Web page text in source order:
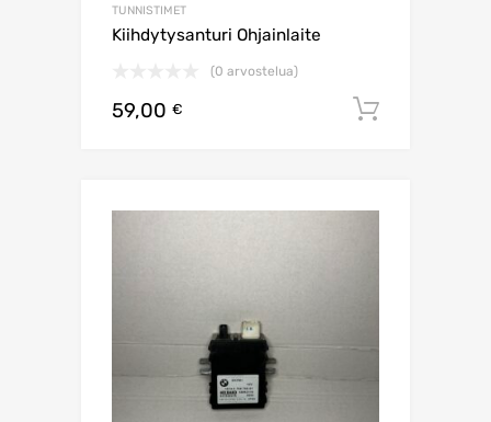
TUNNISTIMET
Kiihdytysanturi Ohjainlaite
(0 arvostelua)
59,00 €